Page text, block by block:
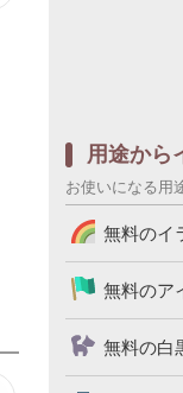
用途から
お使いになる用
無料のイ
無料のア
無料の白